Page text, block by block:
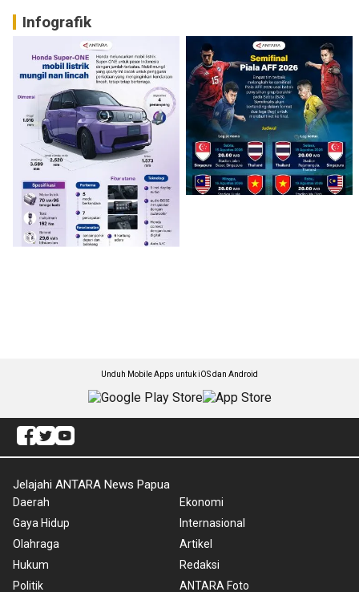
Infografik
Unduh Mobile Apps untuk iOS dan Android
Jelajahi ANTARA News Papua
Daerah
Gaya Hidup
Olahraga
Hukum
Politik
Ekonomi
Internasional
Artikel
Redaksi
ANTARA Foto